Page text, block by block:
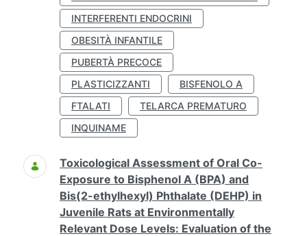
INTERFERENTI ENDOCRINI
OBESITÀ INFANTILE
PUBERTÀ PRECOCE
PLASTICIZZANTI
BISFENOLO A
FTALATI
TELARCA PREMATURO
INQUINAME
Toxicological Assessment of Oral Co-
Exposure to Bisphenol A (BPA) and
Bis(2-ethylhexyl) Phthalate (DEHP) in
Juvenile Rats at Environmentally
Relevant Dose Levels: Evaluation of the